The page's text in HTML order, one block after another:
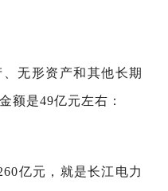
无形资产和其他长期
额是49亿元左右：
亿元，就是长江电力